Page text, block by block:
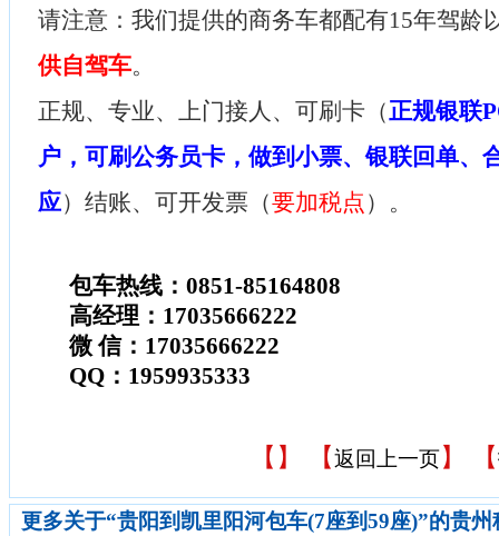
请注意：我们提供的商务车都配有15年驾龄
供自驾车。
正规、专业、上门接人、可刷卡（正规银联
户，可刷公务员卡，做到小票、银联回单、
应）结账、可开发票（要加税点 ）。
包车热线：0851-85164808
高经理：17035666222
微 信：17035666222
QQ：1959935333
【 】 【返回上一页】 【
更多关于“贵阳到凯里阳河包车(7座到59座)”的贵州